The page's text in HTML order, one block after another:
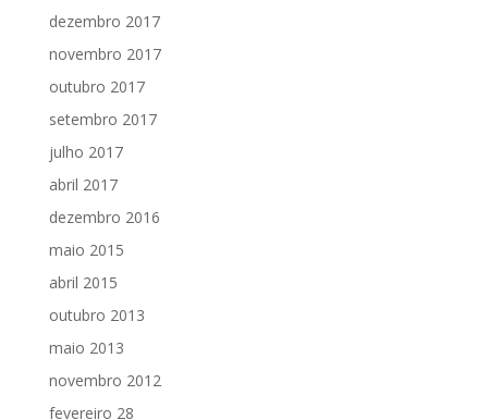
dezembro 2017
novembro 2017
outubro 2017
setembro 2017
julho 2017
abril 2017
dezembro 2016
maio 2015
abril 2015
outubro 2013
maio 2013
novembro 2012
fevereiro 28